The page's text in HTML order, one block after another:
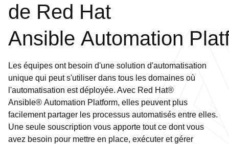
de Red Hat
Ansible Automation
Les équipes ont besoin d'une solution d'automatisation
unique qui peut s'utiliser dans tous les domaines où
l'automatisation est déployée. Avec Red Hat®
Ansible® Automation Platform, elles peuvent plus
facilement partager les processus automatisés entre elles.
Une seule souscription vous apporte tout ce dont vous
avez besoin pour mettre en place, exécuter et gérer